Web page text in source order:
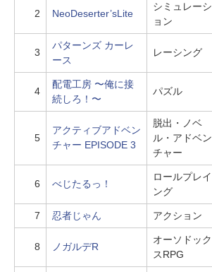
2 NeoDeserter’sLite
シミュレーシ
ョン
3
パターンズ カーレ
ース
レーシング
4
配電工房 〜俺に接
続しろ！〜
パズル
5
アクティブアドベン
チャー EPISODE 3
脱出・ノベ
ル・アドベン
チャー
6 べじたるっ！
ロールプレイ
ング
7 忍者じゃん アクション
8 ノガルデR
オーソドック
スRPG